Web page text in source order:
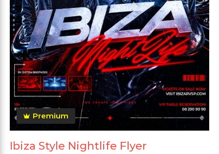
Premium
Ibiza Style Nightlife Flyer